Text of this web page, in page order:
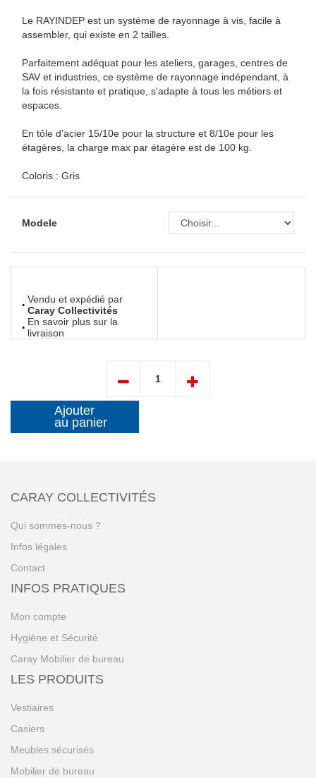
Le RAYINDEP est un système de rayonnage à vis, facile à
assembler, qui existe en 2 tailles.
Parfaitement adéquat pour les ateliers, garages, centres de
SAV et industries, ce système de rayonnage indépendant, à
la fois résistante et pratique, s'adapte à tous les métiers et
espaces.
En tôle d’acier 15/10e pour la structure et 8/10e pour les
étagères, la charge max par étagère est de 100 kg.
Coloris : Gris
Modele
Vendu et expédié par
Caray Collectivités
En savoir plus sur la
livraison
Ajouter
au panier
CARAY COLLECTIVITÉS
Qui sommes-nous ?
Infos légales
Contact
INFOS PRATIQUES
Mon compte
Hygiène et Sécurité
Caray Mobilier de bureau
LES PRODUITS
Vestiaires
Casiers
Meubles sécurisés
Mobilier de bureau